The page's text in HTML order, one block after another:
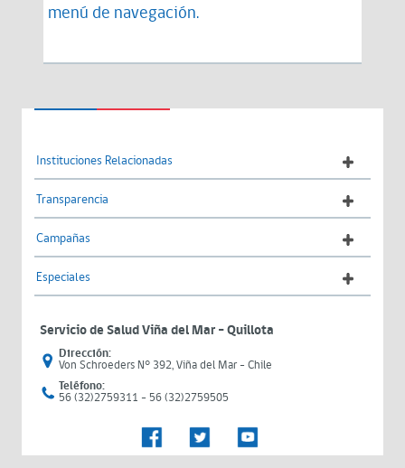
menú de navegación.
Instituciones Relacionadas
Transparencia
Campañas
Especiales
Servicio de Salud Viña del Mar – Quillota
Dirección:
Von Schroeders N° 392, Viña del Mar - Chile
Teléfono:
56 (32)2759311 - 56 (32)2759505